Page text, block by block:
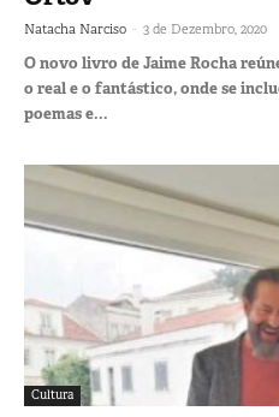
Natacha Narciso - 3 de Dezembro, 2020
O novo livro de Jaime Rocha
o real e o fantástico, onde se
poemas e...
Cultura